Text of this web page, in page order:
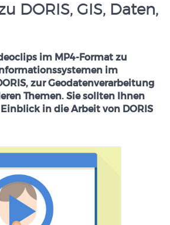
DORIS, GIS, Daten,
im MP4-Format zu
im
zur Geodatenverarbeitung
Themen. Sie sollten Ihnen
in die Arbeit von DORIS